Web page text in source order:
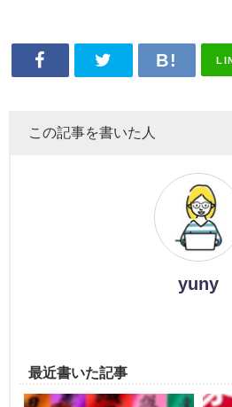
この記事を書いた人
yuny
最近書いた記事